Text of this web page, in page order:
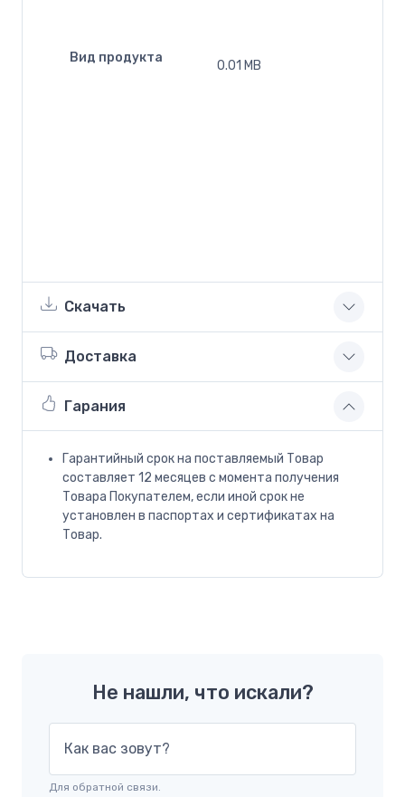
Вид продукта
0.01 MB
Скачать
Доставка
Гарания
Гарантийный срок на поставляемый Товар
составляет 12 месяцев с момента получения
Товара Покупателем, если иной срок не
установлен в паспортах и сертификатах на
Товар.
Не нашли, что искали?
Как вас зовут?
Для обратной связи.